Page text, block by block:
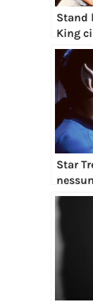
Stand
King
Star